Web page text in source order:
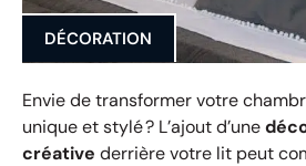
DÉCORATION
Envie de transformer votre
unique et stylé ? L’ajout d’une
créative derrière votre lit peut